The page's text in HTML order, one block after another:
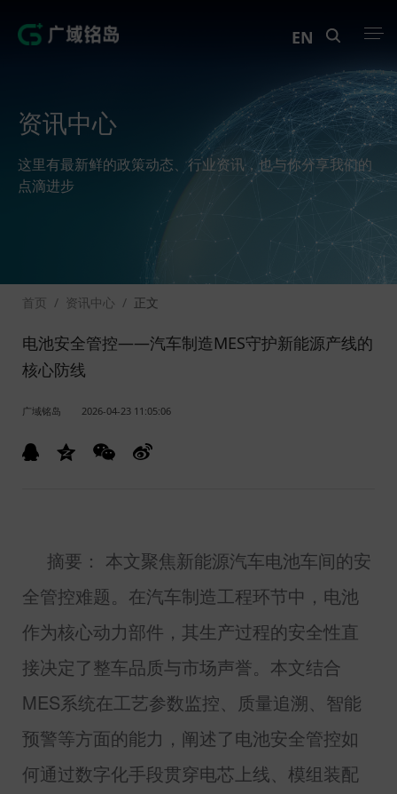
解决方案
案例中心
关于Geega
EN
资讯中心
这里有最新鲜的政策动态、行业资讯，也与你分享我们的
点滴进步
首页 / 资讯中心 / 正文
电池安全管控——汽车制造MES守护新能源产线的
核心防线
广域铭岛 2026-04-23 11:05:06
摘要： 本文聚焦新能源汽车电池车间的安
全管控难题。在汽车制造工程环节中，电池
作为核心动力部件，其生产过程的安全性直
接决定了整车品质与市场声誉。本文结合
MES系统在工艺参数监控、质量追溯、智能
预警等方面的能力，阐述了电池安全管控如
何通过数字化手段贯穿电芯上线、模组装配